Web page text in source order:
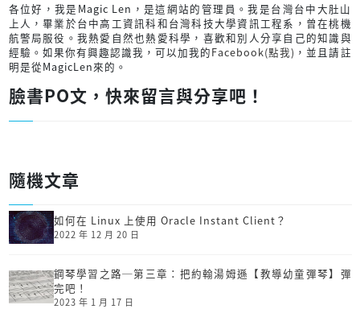
各位好，我是Magic Len，是這網站的管理員。我是台灣台中大肚山
上人，畢業於台中高工資訊科和台灣科技大學資訊工程系，曾在桃機
航警局服役。我熱愛自然也熱愛科學，喜歡和別人分享自己的知識與
經驗。如果你有興趣認識我，可以加我的Facebook(點我) ，並且請註
明是從MagicLen來的。
臉書PO文，快來留言與分享吧！
隨機文章
如何在 Linux 上使用 Oracle Instant Client？
2022 年 12 月 20 日
鋼琴學習之路─第三章：把約翰湯姆遜【教導幼童彈琴】彈
完吧！
2023 年 1 月 17 日